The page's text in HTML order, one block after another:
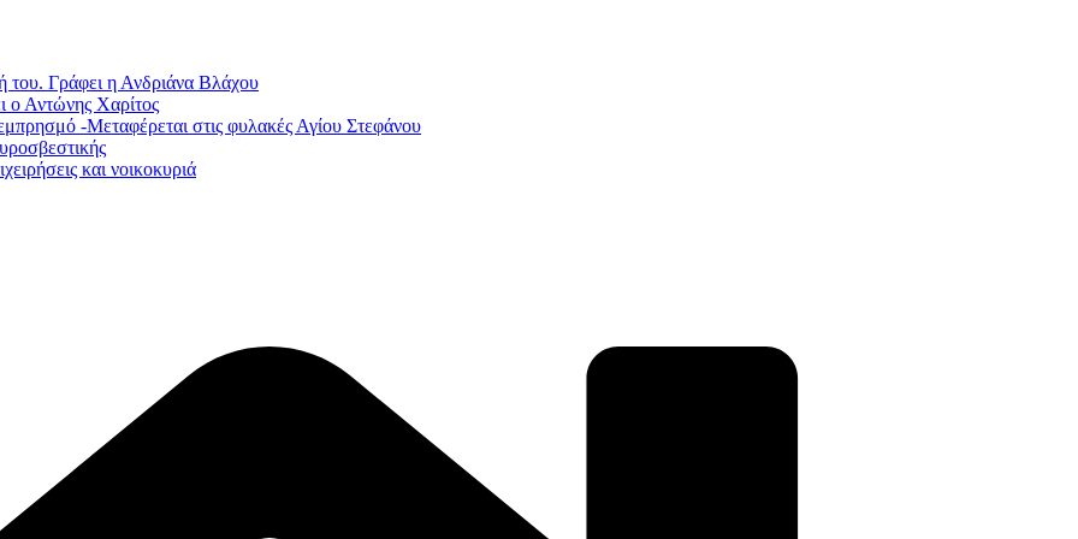
του. Γράφει η Ανδριάνα Βλάχου
ο Αντώνης Χαρίτος
-Μεταφέρεται στις φυλακές Αγίου Στεφάνου
και νοικοκυριά